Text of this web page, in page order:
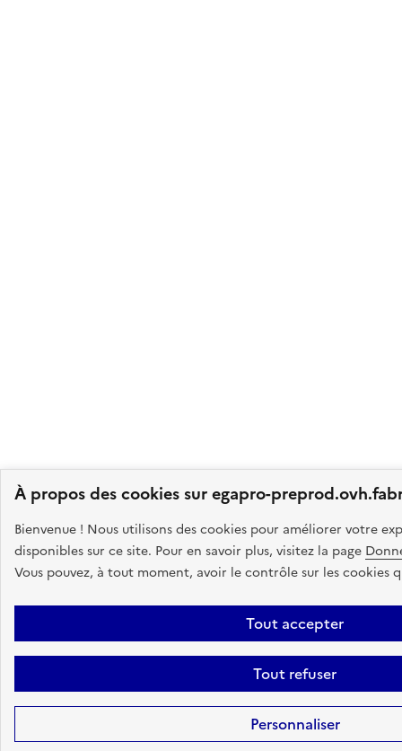
À propos des cookies sur egapro-
Bienvenue ! Nous utilisons des cookies pour améliorer votre
disponibles sur ce site. Pour en savoir plus, visitez la page
Vous pouvez, à tout moment, avoir le contrôle sur les cookies
Tout accepter
Tout refuser
Personnaliser